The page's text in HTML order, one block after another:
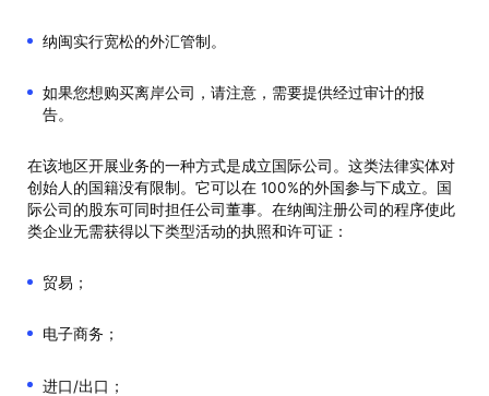
纳闽实行宽松的外汇管制。
如果您想购买离岸公司，请注意，需要提供经过审计的报
告。
在该地区开展业务的一种方式是成立国际公司。这类法律实体对
创始人的国籍没有限制。它可以在 100%的外国参与下成立。国
际公司的股东可同时担任公司董事。在纳闽注册公司的程序使此
类企业无需获得以下类型活动的执照和许可证：
贸易；
电子商务；
进口/出口；